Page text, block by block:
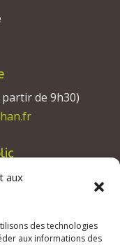
aux
des technologies
aux informations des
partir de 9h30)
à 12h et de